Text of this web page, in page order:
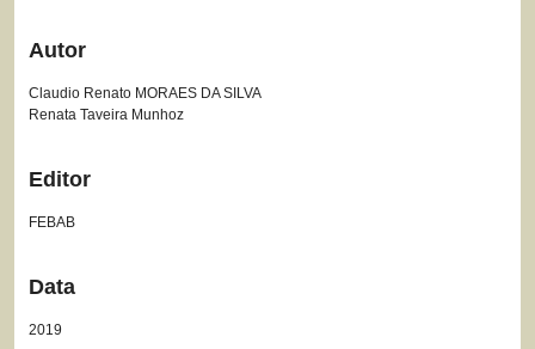
Autor
Claudio Renato MORAES DA SILVA
Renata Taveira Munhoz
Editor
FEBAB
Data
2019